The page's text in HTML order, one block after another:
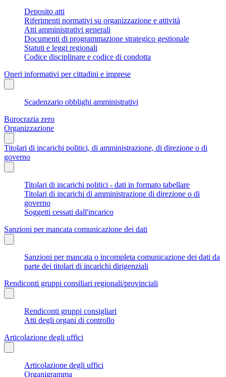
Deposito atti
Riferimenti normativi su organizzazione e attività
Atti amministrativi generali
Documenti di programmazione strategico gestionale
Statuti e leggi regionali
Codice disciplinare e codice di condotta
Oneri informativi per cittadini e imprese
Scadenzario obblighi amministrativi
Burocrazia zero
Organizzazione
Titolari di incarichi politici, di amministrazione, di direzione o di
governo
Titolari di incarichi politici - dati in formato tabellare
Titolari di incarichi di amministrazione di direzione o di
governo
Soggetti cessati dall'incarico
Sanzioni per mancata comunicazione dei dati
Sanzioni per mancata o incompleta comunicazione dei dati da
parte dei titolari di incarichi dirigenziali
Rendiconti gruppi consiliari regionali/provinciali
Rendiconti gruppi consigliari
Atti degli organi di controllo
Articolazione degli uffici
Articolazione degli uffici
Organigramma